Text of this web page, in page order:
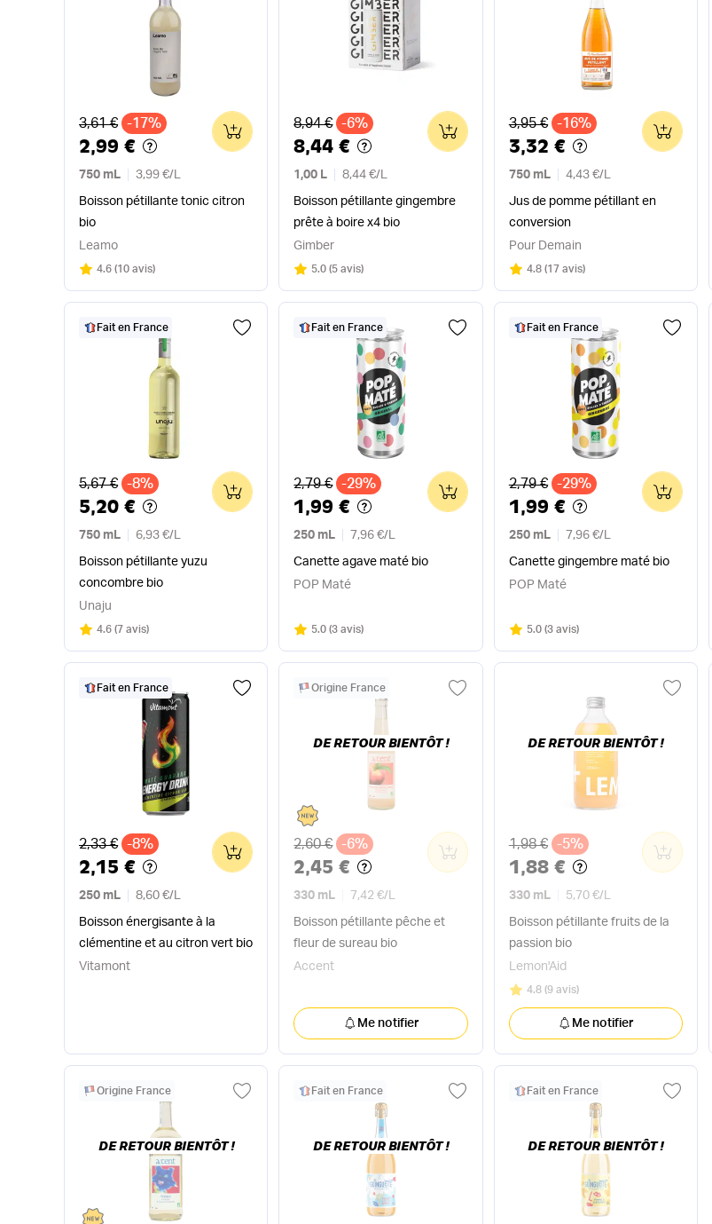
Ancien prix
3,61 € -17%
2,99 €
750 mL 3,99 €/L
Boisson pétillante tonic citron
bio
0
Leamo
Note
4.6 sur 5
(10 avis)
Ancien prix
8,94 € -6%
8,44 €
1,00 L 8,44 €/L
Boisson pétillante gingembre
prête à boire x4 bio
0
Gimber
Note
5.0sur 5
(5 avis)
Ancien prix
3,95 € -16%
3,32 €
750 mL 4,43 €/L
Jus de pomme pétillant en
conversion
0
Pour Demain
Note
4.8 sur 5
(17 avis)
Fait en France
Ancien prix
5,67 € -8%
5,20 €
750 mL 6,93 €/L
Boisson pétillante yuzu
concombre bio
0
Unaju
Note
4.6 sur 5
(7 avis)
Fait en France
Ancien prix
2,79 € -29%
1,99 €
250 mL 7,96 €/L
Canette agave maté bio
0
POP Maté
Note
5.0sur 5
(3 avis)
Fait en France
Ancien prix
2,79 € -29%
1,99 €
250 mL 7,96 €/L
Canette gingembre maté bio
0
POP Maté
Note
5.0 sur 5
(3 avis)
Fait en France
Ancien prix
2,33 € -8%
2,15 €
250 mL 8,60 €/L
Boisson énergisante à la
clémentine et au citron vert bio
0
Vitamont
Origine France
Ancien prix
2,60 € -6%
2,45 €
330 mL 7,42 €/ L
Boisson pétillante pêche et
fleur de sureau bio
0
Accent
DE RETOUR BIENTÔT !
Me notifier
Ancien prix
1,98 € -5%
1,88 €
330 mL 5,70 €/ L
Boisson pétillante fruits de la
passion bio
0
Lemon'Aid
Note
4.8 sur 5
(9 avis)
DE RETOUR BIENTÔT !
Me notifier
Origine France
DE RETOUR BIENTÔT !
Fait en France
DE RETOUR BIENTÔT !
Fait en France
DE RETOUR BIENTÔT !